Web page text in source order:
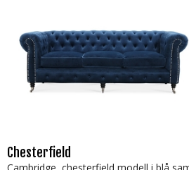
Chesterfield